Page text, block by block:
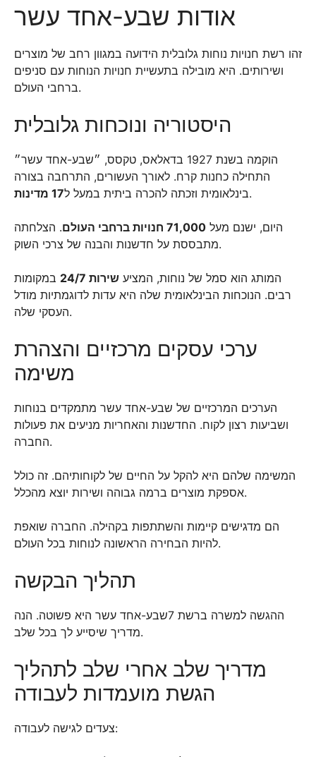
אודות שבע-אחד עשר
זהו רשת חנויות נוחות גלובלית הידועה במגוון רחב של מוצרים
ושירותים. היא מובילה בתעשיית חנויות הנוחות עם סניפים
ברחבי העולם.
היסטוריה ונוכחות גלובלית
הוקמה בשנת 1927 בדאלאס, טקסס, ״שבע-אחד עשר״
התחילה כחנות קרח. לאורך העשורים, התרחבה בצורה
בינלאומית וזכתה להכרה ביתית במעל ל17 מדינות .
היום, ישנם מעל 71,000 חנויות ברחבי העולם
. הצלחתה
מתבססת על חדשנות והבנה של צרכי השוק.
המותג הוא סמל של נוחות, המציע שירות 24/7
במקומות
רבים. הנוכחות הבינלאומית שלה היא עדות לדוגמתיות מודל
העסקי שלה.
ערכי עסקים מרכזיים והצהרת
משימה
הערכים המרכזיים של שבע-אחד עשר מתמקדים בנוחות
ושביעות רצון לקוח. החדשנות והאחריות מניעים את פעולות
החברה.
המשימה שלהם היא להקל על החיים של לקוחותיהם. זה כולל
אספקת מוצרים ברמה גבוהה ושירות יוצא מהכלל.
הם מדגישים קיימות והשתתפות בקהילה. החברה שואפת
להיות הבחירה הראשונה לנוחות בכל העולם.
תהליך הבקשה
ההגשה למשרה ברשת 7שבע-אחד עשר היא פשוטה. הנה
מדריך שיסייע לך בכל שלב.
מדריך שלב אחרי שלב לתהליך
הגשת מועמדות לעבודה
צעדים לגישה לעבודה: